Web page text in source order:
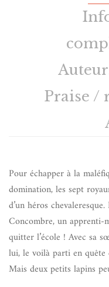
Praise /
Pour échapper à la
domination, les sept
d’un héros
Concombre, un apprenti-
quitter l’école ! Avec sa
lui, le voilà parti en quête
Mais deux petits lapins